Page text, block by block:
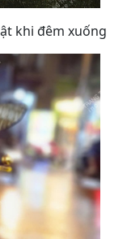
khi đêm xuống